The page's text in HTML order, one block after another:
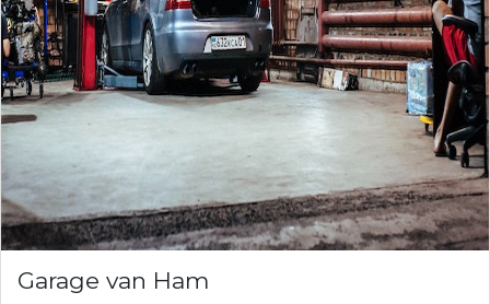
Garage van Ham